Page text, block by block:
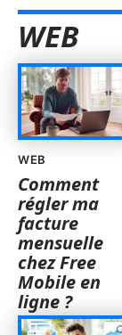
WEB
WEB
Comment
régler ma
facture
mensuelle
chez Free
Mobile en
ligne ?